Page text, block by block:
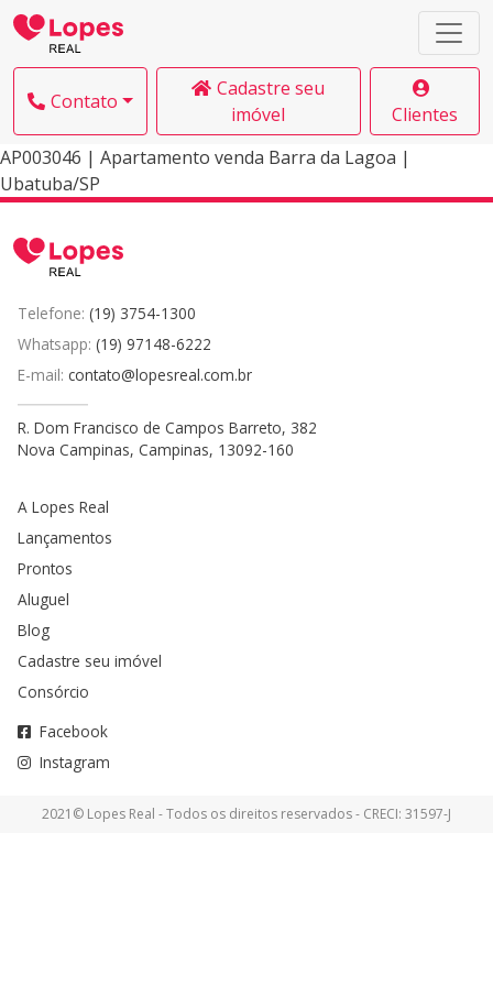
Contato
Cadastre seu
imóvel
Clientes
AP003046 | Apartamento venda Barra da Lagoa |
Ubatuba/SP
Telefone: (19) 3754-1300
Whatsapp: (19) 97148-6222
E-mail: contato@lopesreal.com.br
R. Dom Francisco de Campos Barreto, 382
Nova Campinas, Campinas, 13092-160
A Lopes Real
Lançamentos
Prontos
Aluguel
Blog
Cadastre seu imóvel
Consórcio
Facebook
Instagram
2021© Lopes Real - Todos os direitos reservados - CRECI: 31597-J